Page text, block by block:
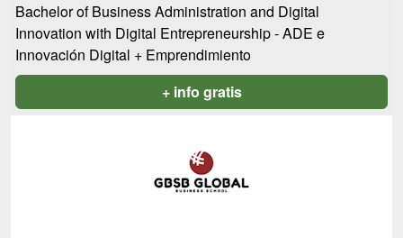
Bachelor of Business Administration and Digital
Innovation with Digital Entrepreneurship - ADE e
Innovación Digital + Emprendimiento
+ info gratis